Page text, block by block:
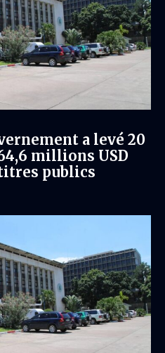
a levé 20
millions USD
publics